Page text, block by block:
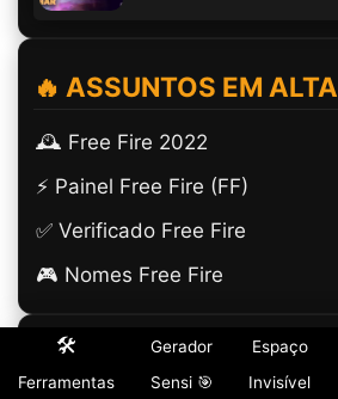
🔥 ASSUNTOS EM ALTA
🕰️ Free Fire 2022
⚡ Painel Free Fire (FF)
✅ Verificado Free Fire
🎮 Nomes Free Fire
🎮 GUIAS ESSENCIAIS
🛠️
Ferramentas
Gerador
Sensi 🎯
Espaço
Invisível